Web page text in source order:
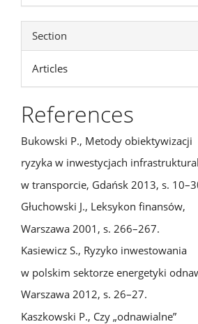
Section
Articles
References
Bukowski P., Metody obiektywizacji
ryzyka w inwestycjach
w transporcie, Gdańsk 2013, s.
Głuchowski J., Leksykon finansów,
Warszawa 2001, s. 266–267.
Kasiewicz S., Ryzyko inwestowania
w polskim sektorze energetyki
Warszawa 2012, s. 26–27.
Kaszkowski P., Czy „odnawialne”